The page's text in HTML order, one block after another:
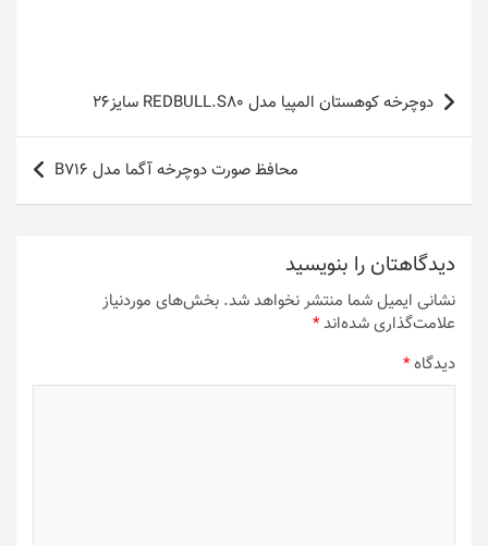
راهبری
نوشته
دوچرخه کوهستان المپیا مدل REDBULL.S80 سایز26
محافظ صورت دوچرخه آگما مدل B716
دیدگاهتان را بنویسید
نشانی ایمیل شما منتشر نخواهد شد. بخش‌های موردنیاز
علامت‌گذاری شده‌اند*
دیدگاه*